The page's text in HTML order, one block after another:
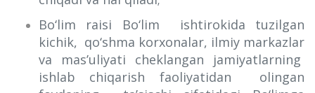
Bo‘lim raisi Bo‘lim ishtirokida tuzilgan
kichik, qo‘shma korxonalar, ilmiy markazlar
va mas’uliyati cheklangan jamiyatlarning
ishlab chiqarish faoliyatidan olingan